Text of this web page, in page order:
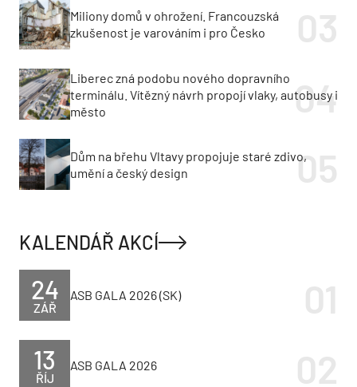
Miliony domů v ohrožení. Francouzská
zkušenost je varováním i pro Česko
Liberec zná podobu nového dopravního
terminálu. Vítězný návrh propojí vlaky, autobusy i
město
Dům na břehu Vltavy propojuje staré zdivo,
umění a český design
KALENDÁŘ AKCÍ
ZÁŘ
24 ASB GALA 2026 (SK)
ŘÍJ
13 ASB GALA 2026